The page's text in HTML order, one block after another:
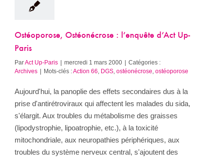
Ostéoporose, Ostéonécrose : l’enquête d’Act Up-
Paris
ParAct Up-Paris | mercredi 1 mars 2000 | Catégories :
Archives | Mots-clés :Action 66 DGS ostéonécrose ostéoporose
Aujourd'hui, la panoplie des effets secondaires dus à la
prise d'antirétroviraux qui affectent les malades du sida,
s'élargit. Aux troubles du métabolisme des graisses
(lipodystrophie, lipoatrophie, etc.), à la toxicité
mitochondriale, aux neuropathies périphériques, aux
troubles du système nerveux central, s'ajoutent des